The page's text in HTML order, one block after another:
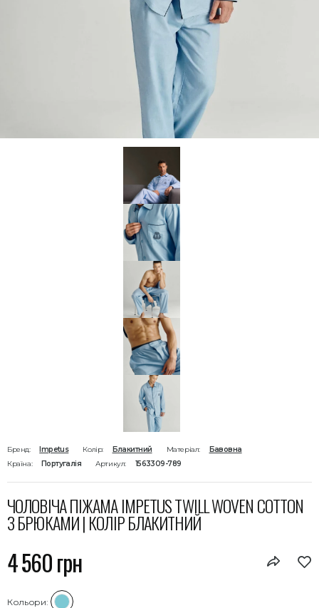
Бренд: Impetus Колір: Блакитний Матеріал:
Бавовна
Країна:
Португалія Артикул: 1563309-789
ЧОЛОВІЧА ПІЖАМА IMPETUS TWILL WOVEN COTTON
З БРЮКАМИ | КОЛІР БЛАКИТНИЙ
4 560 грн
Кольори: